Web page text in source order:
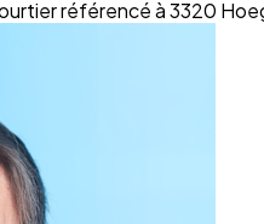
référencé à 3320